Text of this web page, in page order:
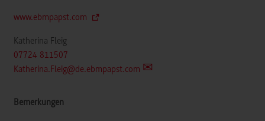
www.ebmpapst.com
Katherina Fleig
07724 811507
Katherina.Fleig@de.ebmpapst.com